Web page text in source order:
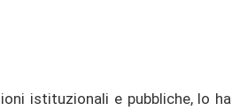
is­ti­tu­zio­na­li e pu­bbli­che, lo ha